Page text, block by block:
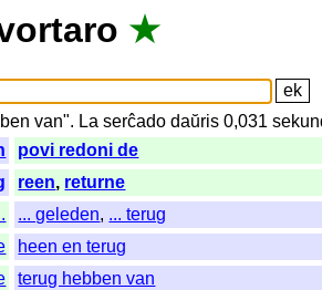
★
van". La serĉado daŭris 0,031
povi redoni de
reen, returne
... geleden, ... terug
heen en terug
terug hebben van